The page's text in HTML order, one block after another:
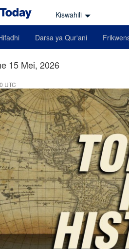
Kiswahili
Darsa ya Qur'ani
15 Mei, 2026
UTC